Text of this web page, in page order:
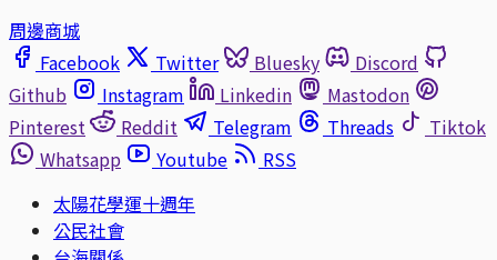
周邊商城
Facebook
Twitter Bluesky
Discord
Github
Instagram Linkedin
Mastodon
Pinterest
Reddit Telegram Threads
Tiktok
Whatsapp
Youtube
RSS
太陽花學運十週年
公民社會